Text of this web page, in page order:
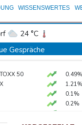
WISSENSWERTES
24 °C
Dortmund
34 °C
Gespräche
für Lkw
50 0.49%
1.21%
0.1%
0.2%
0.36%